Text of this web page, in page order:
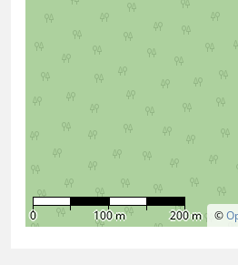
©
0 100 m 200 m